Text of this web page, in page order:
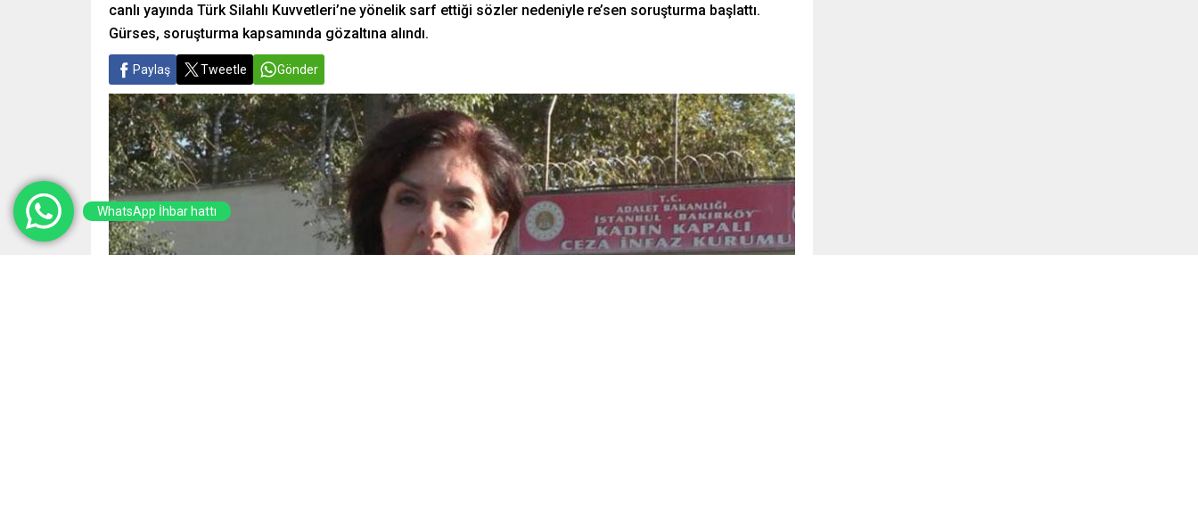
canlı yayında Türk Silahlı Kuvvetleri’ne yönelik sarf ettiği sözler nedeniyle re’sen soruşturma başlattı.
Gürses, soruşturma kapsamında gözaltına alındı.
Paylaş Tweetle Gönder
WhatsApp İhbar hattı